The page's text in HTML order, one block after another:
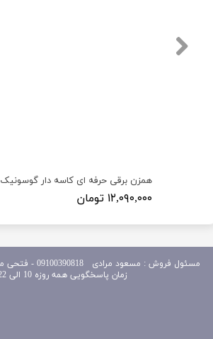
۱۲,۰۹۰,۰۰۰ تومان
مسئول
زمان پاسخگویی همه روزه 10 الی 22